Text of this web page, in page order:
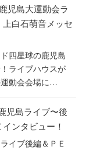
児島大運動会ラ
白石萌音メッセ
四星球の鹿児島
ライブハウスが
動会会場に…
児島ライブ〜後
ンタビュー！
イブ後編＆ＰＥ